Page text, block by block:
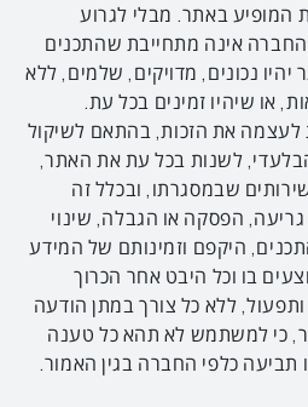
המופיע באתר. מבלי לגרוע
אינה מתחייבת שהתכנים
יהיו נכונים, מדויקים, שלמים, ללא
או שיהיו זמינים בכל עת.
את הזכות, בהתאם לשיקול
לשנות בכל עת את האתר,
שבמסגרתו, ובכלל זה
הפסקה או הגבלה, שינוי
היקפם וזמינותם של המידע
בו וכל היבט אחר הכרוך
ללא כל צורך במתן הודעה
כי למשתמש לא תהא כל טענה
תביעה כלפי החברה בגין האמור.